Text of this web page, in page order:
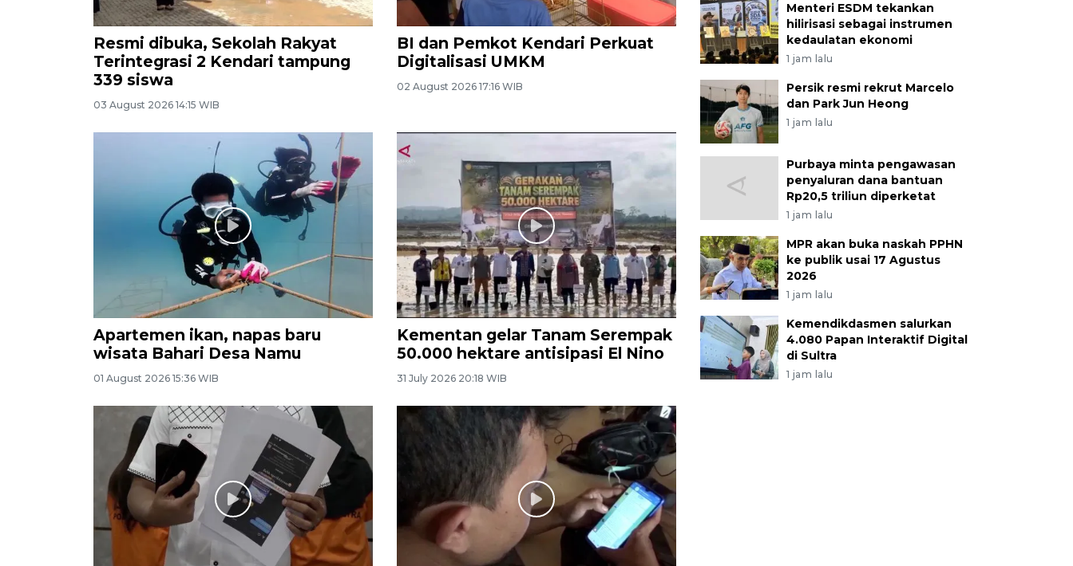
Resmi dibuka, Sekolah Rakyat
Terintegrasi 2 Kendari tampung
339 siswa
03 August 2026 14:15 WIB
BI dan Pemkot Kendari Perkuat
Digitalisasi UMKM
02 August 2026 17:16 WIB
Apartemen ikan, napas baru
wisata Bahari Desa Namu
01 August 2026 15:36 WIB
Kementan gelar Tanam Serempak
50.000 hektare antisipasi El Nino
31 July 2026 20:18 WIB
Menteri ESDM tekankan
hilirisasi sebagai instrumen
kedaulatan ekonomi
1 jam lalu
Persik resmi rekrut Marcelo
dan Park Jun Heong
1 jam lalu
Purbaya minta pengawasan
penyaluran dana bantuan
Rp20,5 triliun diperketat
1 jam lalu
MPR akan buka naskah PPHN
ke publik usai 17 Agustus
2026
1 jam lalu
Kemendikdasmen salurkan
4.080 Papan Interaktif Digital
di Sultra
1 jam lalu